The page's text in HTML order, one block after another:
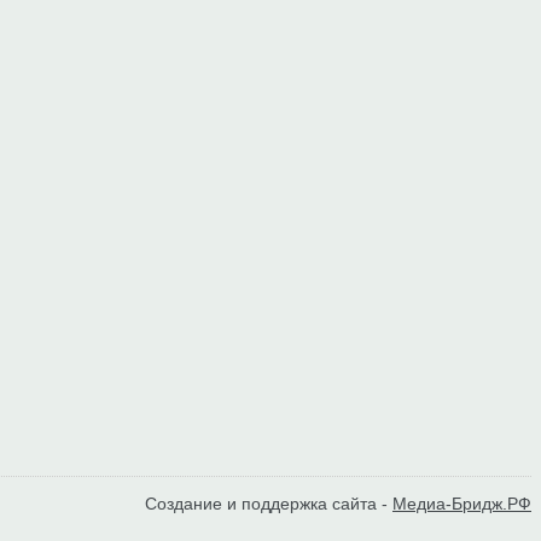
Создание и поддержка сайта - Медиа-Бридж.РФ